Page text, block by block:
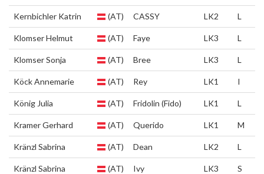
Kernbichler Katrin (AT) CASSY LK2 L
Klomser Helmut (AT) Faye LK3 L
Klomser Sonja (AT) Bree LK3 L
Köck Annemarie (AT) Rey LK1 I
König Julia (AT) Fridolin (Fido) LK1 L
Kramer Gerhard (AT) Querido LK1 M
Kränzl Sabrina (AT) Dean LK2 L
Kränzl Sabrina (AT) Ivy LK3 S